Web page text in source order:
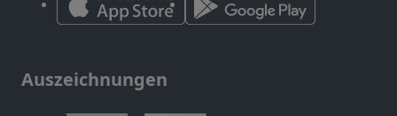
Auszeichnungen